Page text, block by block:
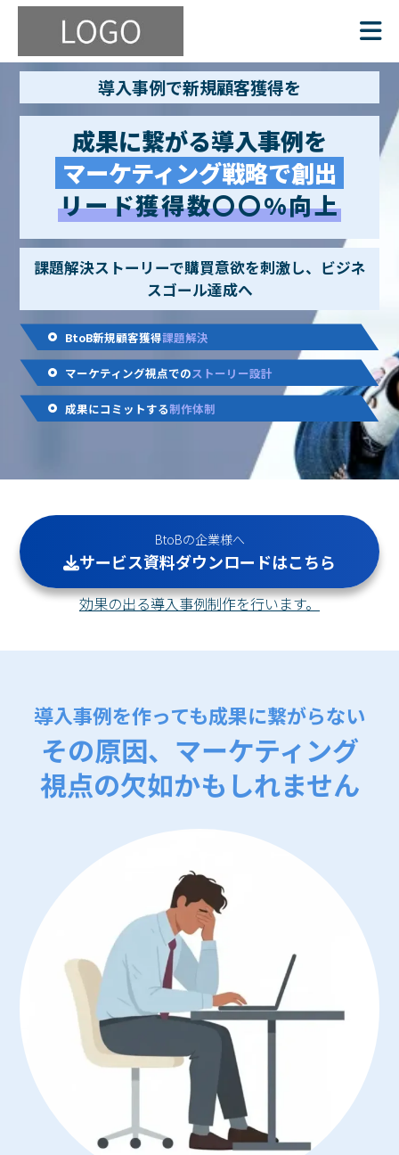
導入事例で新規顧客獲得を
成果に繋がる導入事例を
マーケティング戦略で創出
リード獲得数〇〇%向上
課題解決ストーリーで購買意欲を刺激し、ビジネ
スゴール達成へ
BtoB新規顧客獲得課題解決
マーケティング視点でのストーリー設計
成果にコミットする制作体制
BtoBの企業様へ
サービス資料ダウンロードはこちら
効果の出る導入事例制作を行います。
導入事例を作っても成果に繋がらない
その原因、マーケティング
視点の欠如かもしれません